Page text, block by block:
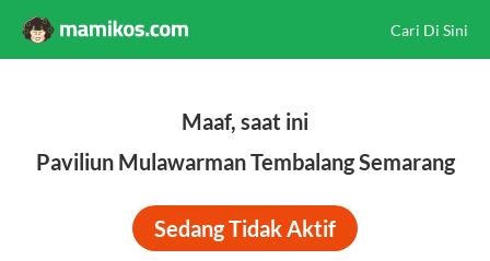
Cari Di Sini
Maaf, saat ini
Paviliun Mulawarman Tembalang Semarang
Sedang Tidak Aktif